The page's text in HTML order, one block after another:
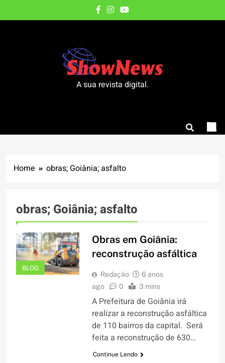
to
A sua revista digital.
Home obras; Goiânia; asfalto
obras; Goiânia; asfalto
BLOG
Obras em Goiânia:
reconstrução asfáltica
Redação
6 anos
ago
0 3 mins
A Prefeitura de Goiânia irá
realizar a reconstrução asfáltica
de 110 bairros da capital. Será
feita a reconstrução de 630…
Continue Lendo